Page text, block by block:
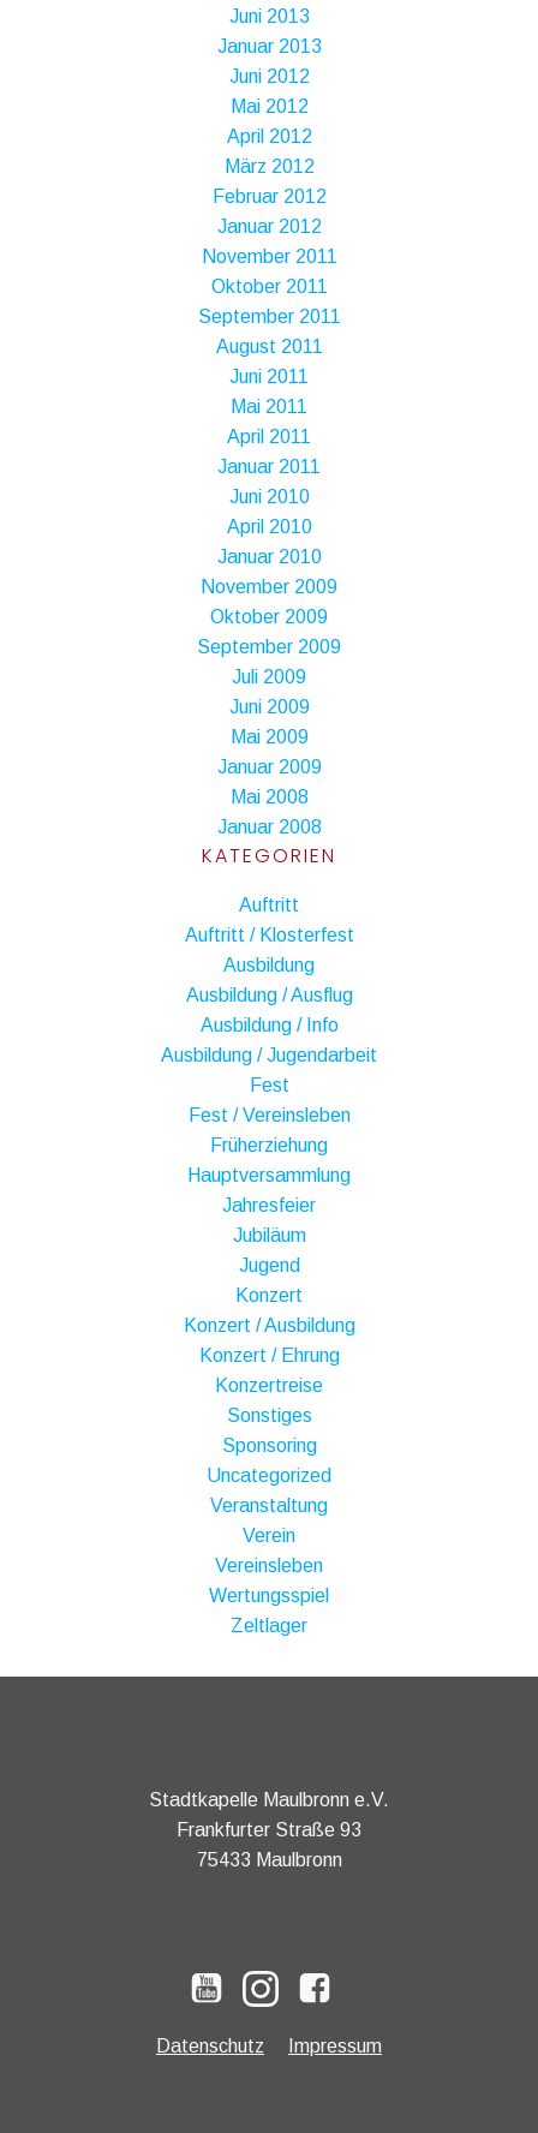
Juni 2013
Januar 2013
Juni 2012
Mai 2012
April 2012
März 2012
Februar 2012
Januar 2012
November 2011
Oktober 2011
September 2011
August 2011
Juni 2011
Mai 2011
April 2011
Januar 2011
Juni 2010
April 2010
Januar 2010
November 2009
Oktober 2009
September 2009
Juli 2009
Juni 2009
Mai 2009
Januar 2009
Mai 2008
Januar 2008
KATEGORIEN
Auftritt
Auftritt / Klosterfest
Ausbildung
Ausbildung / Ausflug
Ausbildung / Info
Ausbildung / Jugendarbeit
Fest
Fest / Vereinsleben
Früherziehung
Hauptversammlung
Jahresfeier
Jubiläum
Jugend
Konzert
Konzert / Ausbildung
Konzert / Ehrung
Konzertreise
Sonstiges
Sponsoring
Uncategorized
Veranstaltung
Verein
Vereinsleben
Wertungsspiel
Zeltlager
Stadtkapelle Maulbronn e.V.
Frankfurter Straße 93
75433 Maulbronn
Datenschutz Impressum